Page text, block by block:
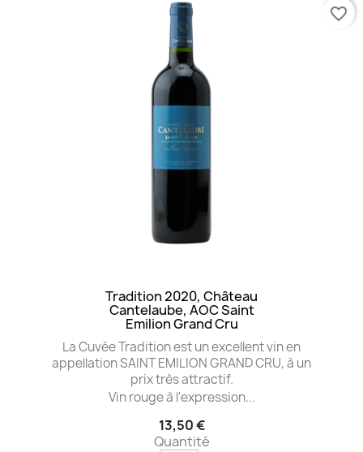
Tradition 2020, Château
Cantelaube, AOC Saint
Emilion Grand Cru
La Cuvée Tradition est un excellent vin en
appellation SAINT EMILION GRAND CRU, à un
prix très attractif.
Vin rouge à l'expression...
13,50 €
Quantité
favorite_border